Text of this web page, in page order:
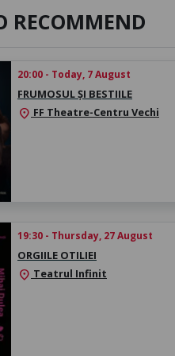
RECOMMEND
20:00 - Today, 7 August
FRUMOSUL ȘI BESTIILE
location_on FF Theatre-Centru Vechi
19:30 - Thursday, 27 August
ORGIILE OTILIEI
location_on Teatrul Infinit